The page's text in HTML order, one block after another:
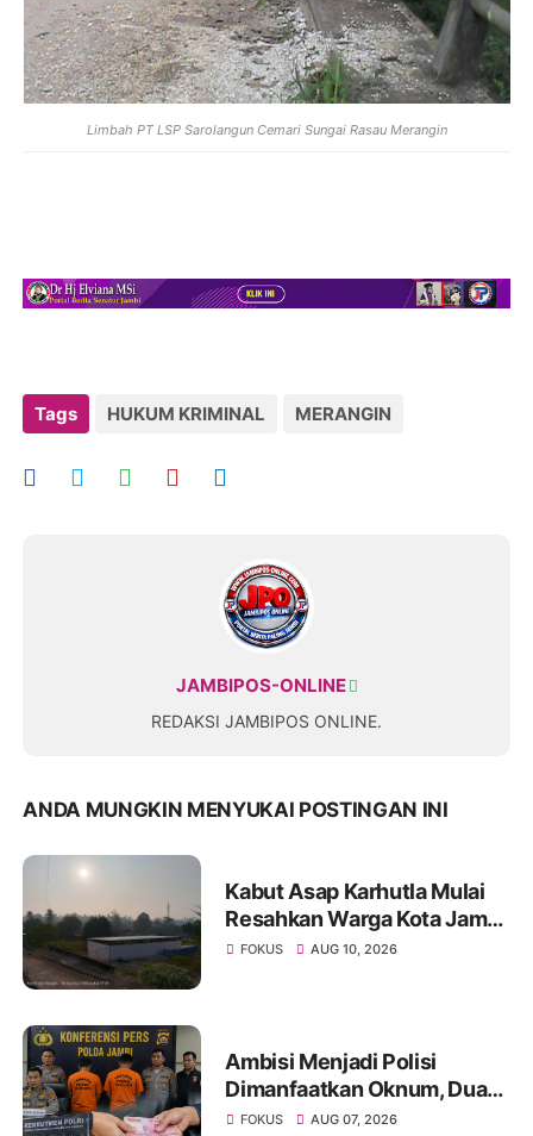
Limbah PT LSP Sarolangun Cemari Sungai Rasau Merangin
Tags HUKUM KRIMINAL MERANGIN
JAMBIPOS-ONLINE
REDAKSI JAMBIPOS ONLINE.
ANDA MUNGKIN MENYUKAI POSTINGAN INI
Kabut Asap Karhutla Mulai
Resahkan Warga Kota Jambi,
Pemadaman di Sungai
FOKUS AUG 10, 2026
Ambisi Menjadi Polisi
Dimanfaatkan Oknum, Dua
Anggota Polda Jambi Diduga
FOKUS AUG 07, 2026